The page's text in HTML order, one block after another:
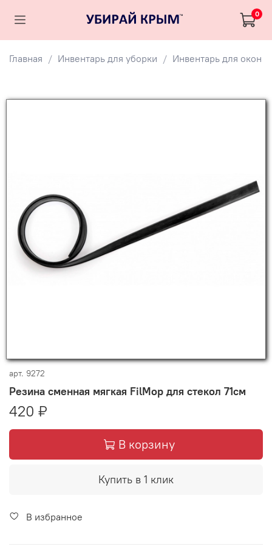
0
Главная Инвентарь для уборки Инвентарь для окон
арт. 9272
Резина сменная мягкая FilMop для стекол 71см
420 ₽
В корзину
Купить в 1 клик
В избранное